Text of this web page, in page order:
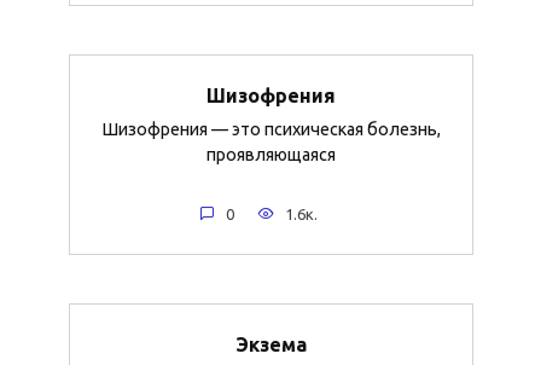
Шизофрения
Шизофрения — это психическая болезнь,
проявляющаяся
0 1.6к.
Экзема